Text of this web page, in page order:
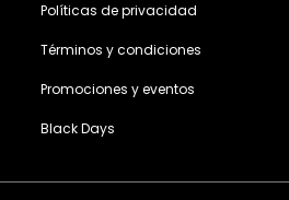
Políticas de privacidad
Términos y condiciones
Promociones y eventos
Black Days